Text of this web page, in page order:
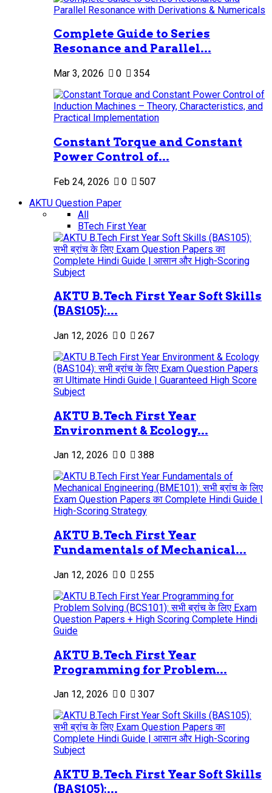
Complete Guide to Series
Resonance and Parallel...
Mar 3, 2026 0 354
Constant Torque and Constant
Power Control of...
Feb 24, 2026 0
507
AKTU Question Paper
All
BTech First Year
AKTU B.Tech First Year Soft Skills
(BAS105):...
Jan 12, 2026 0 267
AKTU B.Tech First Year
Environment & Ecology...
Jan 12, 2026 0 388
AKTU B.Tech First Year
Fundamentals of Mechanical...
Jan 12, 2026 0 255
AKTU B.Tech First Year
Programming for Problem...
Jan 12, 2026 0 307
AKTU B.Tech First Year Soft Skills
(BAS105):...